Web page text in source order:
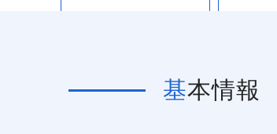
基本情報